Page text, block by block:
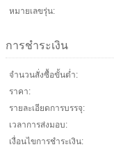
หมายเลขรุ่น:
การชำระเงิน
จำนวนสั่งซื้อขั้นต่ำ:
ราคา:
รายละเอียดการบรรจุ:
เวลาการส่งมอบ:
เงื่อนไขการชำระเงิน: